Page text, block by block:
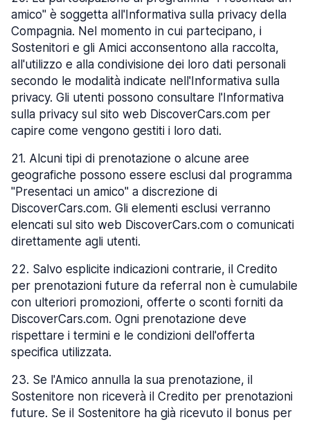
amico" è soggetta all'Informativa sulla privacy della
Compagnia. Nel momento in cui partecipano, i
Sostenitori e gli Amici acconsentono alla raccolta,
all'utilizzo e alla condivisione dei loro dati personali
secondo le modalità indicate nell'Informativa sulla
privacy. Gli utenti possono consultare l'Informativa
sulla privacy sul sito web DiscoverCars.com per
capire come vengono gestiti i loro dati.
21. Alcuni tipi di prenotazione o alcune aree
geografiche possono essere esclusi dal programma
"Presentaci un amico" a discrezione di
DiscoverCars.com. Gli elementi esclusi verranno
elencati sul sito web DiscoverCars.com o comunicati
direttamente agli utenti.
22. Salvo esplicite indicazioni contrarie, il Credito
per prenotazioni future da referral non è cumulabile
con ulteriori promozioni, offerte o sconti forniti da
DiscoverCars.com. Ogni prenotazione deve
rispettare i termini e le condizioni dell'offerta
specifica utilizzata.
23. Se l'Amico annulla la sua prenotazione, il
Sostenitore non riceverà il Credito per prenotazioni
future. Se il Sostenitore ha già ricevuto il bonus per